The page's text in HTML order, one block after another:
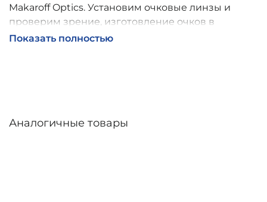
Makaroff Optics. Установим очковые линзы и
проверим зрение, изготовление очков в
собственной мастерской, обычно 2–5 дней,
Показать полностью
Аналогичные товары